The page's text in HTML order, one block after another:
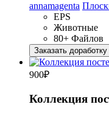
annamagenta
EPS
Животные
80+ Файлов
Заказать доработку
900₽
Коллекция